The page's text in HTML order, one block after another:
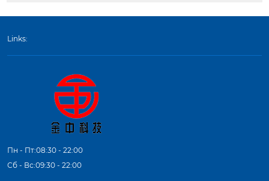
Links:
Пн - Пт:08:30 - 22:00
Сб - Вс:09:30 - 22:00